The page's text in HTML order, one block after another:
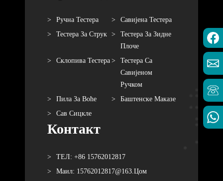
Ручна Тестера
Савијена Тестера
Тестера За Струк
Тестера За Зидне
Плоче
Склопива Тестера
Тестера Са
Савијеном
Ручком
Пила За Воће
Баштенске Маказе
Сав Сицкле
Контакт
ТЕЛ: +86 15762012817
Маил: 15762012817@163.цом